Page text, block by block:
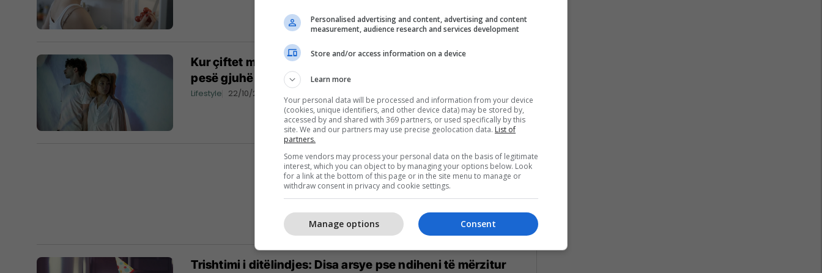
Kur çiftet mërziten, psikologët thonë se përdorin këto
pesë gjuhë
Lifestyle 22/10/2023
Trishtimi i ditëlindjes: Disa arsye pse ndiheni të mërzitur
Personalised advertising and content, advertising and content
measurement, audience research and services development
Store and/or access information on a device
Learn more
Your personal data will be processed and information from your device
(cookies, unique identifiers, and other device data) may be stored by,
accessed by and shared with 369 partners, or used specifically by this
site. We and our partners may use precise geolocation data. List of
partners.
Some vendors may process your personal data on the basis of legitimate
interest, which you can object to by managing your options below. Look
for a link at the bottom of this page or in the site menu to manage or
withdraw consent in privacy and cookie settings.
Consent
Manage options